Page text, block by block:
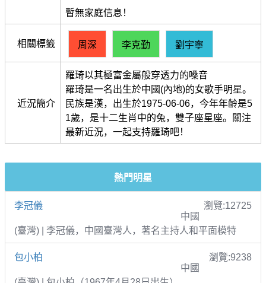
暫無家庭信息！
相關標籤 周深 李克勤 劉宇寧
近況簡介
羅琦以其極富金屬般穿透力的嗓音
羅琦是一名出生於中國(內地)的女歌手明星。
民族是漢，出生於1975-06-06，今年年齡是5
1歲，是十二生肖中的兔，雙子座星座。關注
最新近況，一起支持羅琦吧！
熱門明星
李冠儀
瀏覽:12725
中國
(臺灣) | 李冠儀，中國臺灣人，著名主持人和平面模特
包小柏
瀏覽:9238
中國